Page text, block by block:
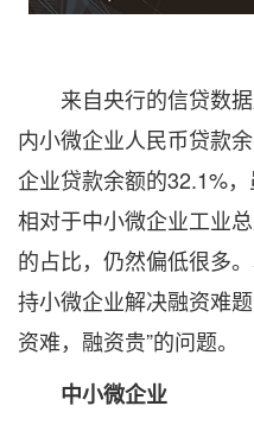
来自央行的信贷数
内小微企业人民币贷款
企业贷款余额的32.1%
相对于中小微企业工业
的占比，仍然偏低很多
持小微企业解决融资难
资难，融资贵”的问题。
中小微企业